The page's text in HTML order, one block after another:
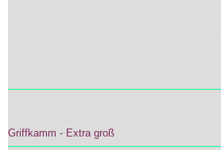
Griffkamm - Extra groß